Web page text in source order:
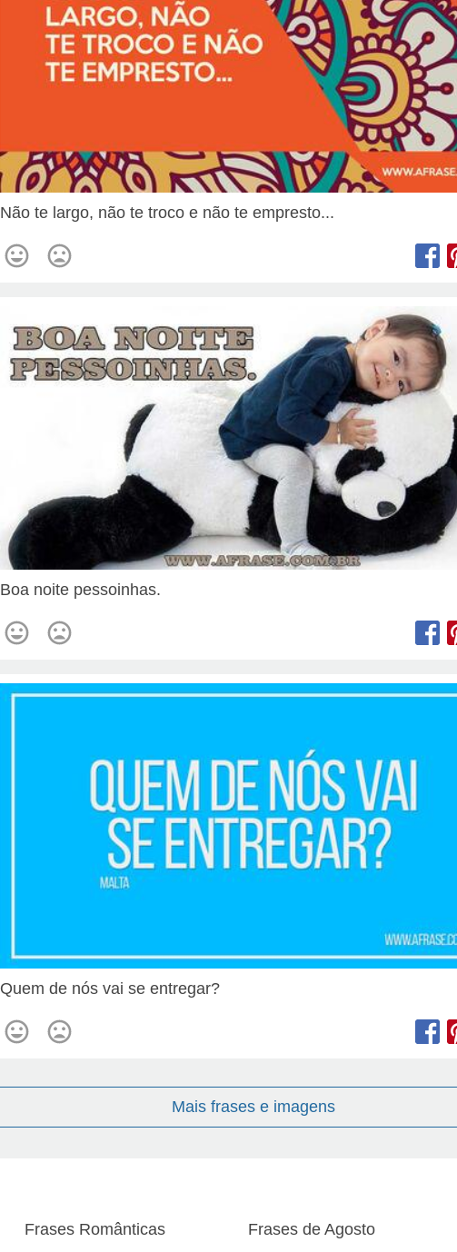
Não te largo, não te troco e não te empresto...
Boa noite pessoinhas.
Quem de nós vai se entregar?
Mais frases e imagens
Frases Românticas Frases de Agosto